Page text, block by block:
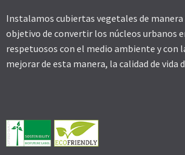
Instalamos cubiertas vegetales de
objetivo de convertir los núcleos urbanos
respetuosos con el medio ambiente y con
mejorar de esta manera, la calidad de vida